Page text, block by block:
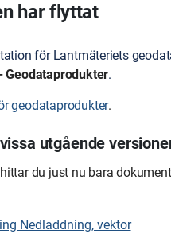
har flyttat
för Lantmäteriets
Geodataprodukter.
geodataprodukter.
utgående
du just nu bara
Nedladdning, vektor